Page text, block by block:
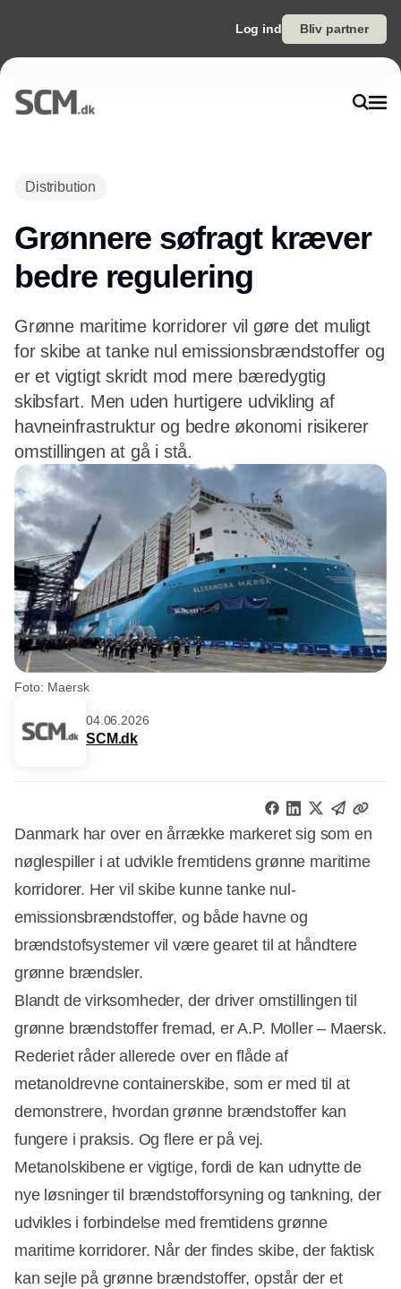
Log ind Bliv partner
Distribution
Grønnere søfragt kræver
bedre regulering
Grønne maritime korridorer vil gøre det muligt
for skibe at tanke nul emissionsbrændstoffer og
er et vigtigt skridt mod mere bæredygtig
skibsfart. Men uden hurtigere udvikling af
havneinfrastruktur og bedre økonomi risikerer
omstillingen at gå i stå.
Foto: Maersk
04.06.2026
SCM.dk
Danmark har over en årrække markeret sig som en
nøglespiller i at udvikle fremtidens grønne maritime
korridorer. Her vil skibe kunne tanke nul-
emissionsbrændstoffer, og både havne og
brændstofsystemer vil være gearet til at håndtere
grønne brændsler.
Blandt de virksomheder, der driver omstillingen til
grønne brændstoffer fremad, er A.P. Moller – Maersk.
Rederiet råder allerede over en flåde af
metanoldrevne containerskibe, som er med til at
demonstrere, hvordan grønne brændstoffer kan
fungere i praksis. Og flere er på vej.
Metanolskibene er vigtige, fordi de kan udnytte de
nye løsninger til brændstofforsyning og tankning, der
udvikles i forbindelse med fremtidens grønne
maritime korridorer. Når der findes skibe, der faktisk
kan sejle på grønne brændstoffer, opstår der et